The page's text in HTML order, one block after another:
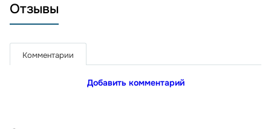
Отзывы
Комментарии
Добавить комментарий